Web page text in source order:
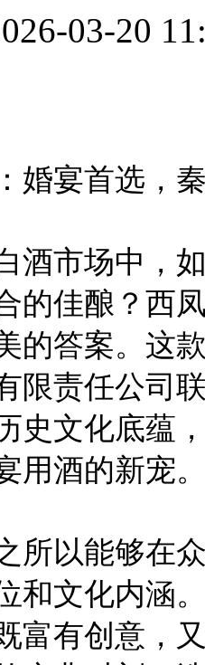
03-20
婚宴首选，
酒市场中，
的佳酿？西
的答案。这
限责任公司
史文化底蕴
用酒的新宠
所以能够在
和文化内涵
富有创意，